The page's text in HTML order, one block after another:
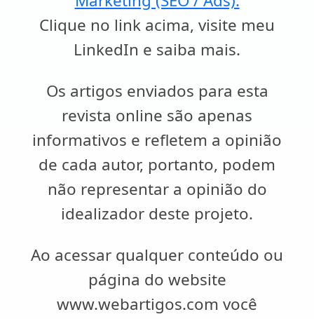
Clique no link acima, visite meu
LinkedIn e saiba mais.
Os artigos enviados para esta
revista online são apenas
informativos e refletem a opinião
de cada autor, portanto, podem
não representar a opinião do
idealizador deste projeto.
Ao acessar qualquer conteúdo ou
página do website
www.webartigos.com você